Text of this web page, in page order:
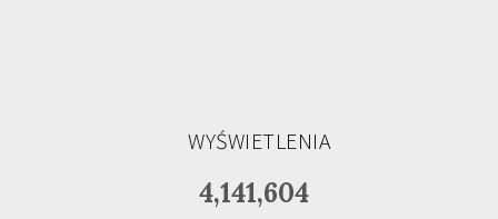
WYŚWIETLENIA
4,141,604